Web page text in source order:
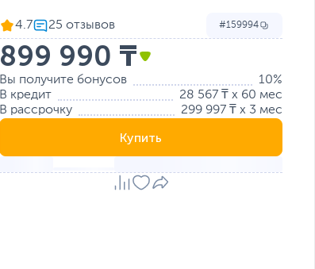
4.7 159994
899 990 ₸
Вы получите бонусов
10%
В кредит
28 567 ₸ x 60 мес
В рассрочку
299 997 ₸ x 3 мес
Купить